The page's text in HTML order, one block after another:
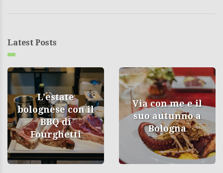
Latest Posts
L’estate
bolognese con il
BBQ di
Fourghetti
Via con me e il
suo autunno a
Bologna